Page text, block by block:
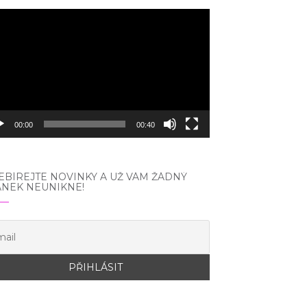
00:00 00:40
NOVINKY A UŽ VÁM ŽÁDNÝ
NEUNIKNE!